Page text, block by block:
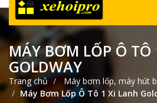
MÁY BƠM LỐP Ô TÔ
GOLDWAY
Trang chủ
Máy bơm lốp, máy hút
Máy Bơm Lốp Ô Tô 1 Xi Lanh